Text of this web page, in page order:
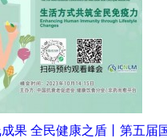
果 全民健康之盾丨第五届